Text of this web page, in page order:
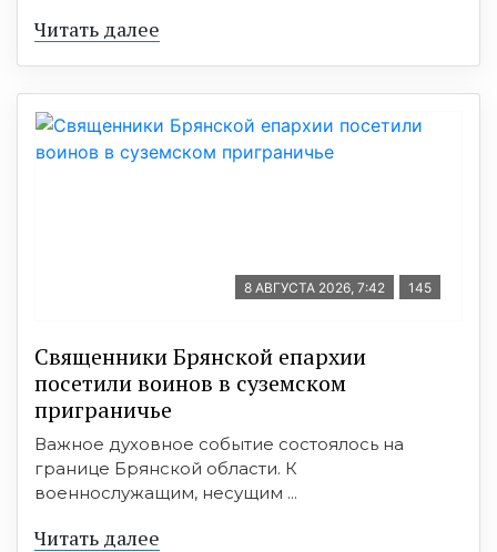
Читать далее
8 АВГУСТА 2026, 7:42 145
Священники Брянской епархии
посетили воинов в суземском
приграничье
Важное духовное событие состоялось на
границе Брянской области. К
военнослужащим, несущим ...
Читать далее